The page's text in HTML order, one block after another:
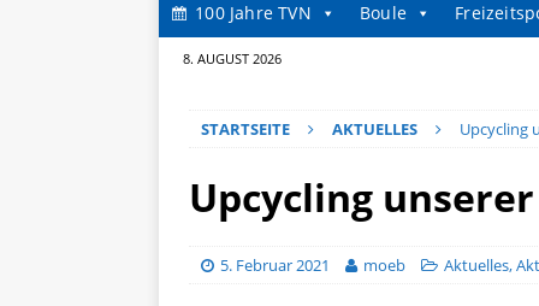
100 Jahre TVN Boule
8. AUGUST 2026
STARTSEITE AKTUELLES Upcycling
Upcycling
5. Februar 2021 moeb Aktuelles,